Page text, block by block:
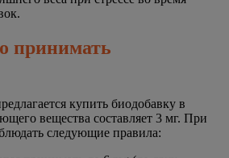
принимать
купить биодобавку в
вещества составляет 3 мг. При
следующие правила: